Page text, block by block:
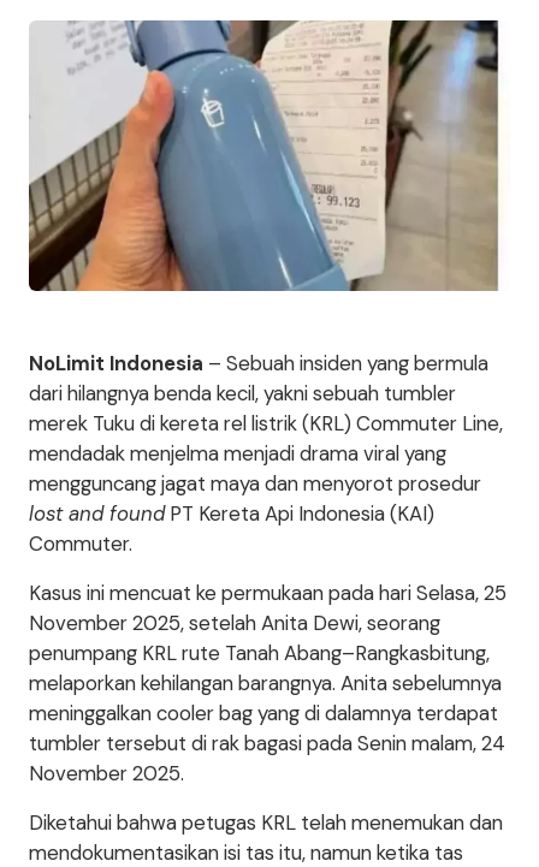
NoLimit Indonesia – Sebuah insiden yang bermula
dari hilangnya benda kecil, yakni sebuah tumbler
merek Tuku di kereta rel listrik (KRL) Commuter Line,
mendadak menjelma menjadi drama viral yang
mengguncang jagat maya dan menyorot prosedur
lost and foundPT Kereta Api Indonesia (KAI)
Commuter.
Kasus ini mencuat ke permukaan pada hari Selasa, 25
November 2025, setelah Anita Dewi, seorang
penumpang KRL rute Tanah Abang–Rangkasbitung,
melaporkan kehilangan barangnya. Anita sebelumnya
meninggalkan cooler bag yang di dalamnya terdapat
tumbler tersebut di rak bagasi pada Senin malam, 24
November 2025.
Diketahui bahwa petugas KRL telah menemukan dan
mendokumentasikan isi tas itu, namun ketika tas